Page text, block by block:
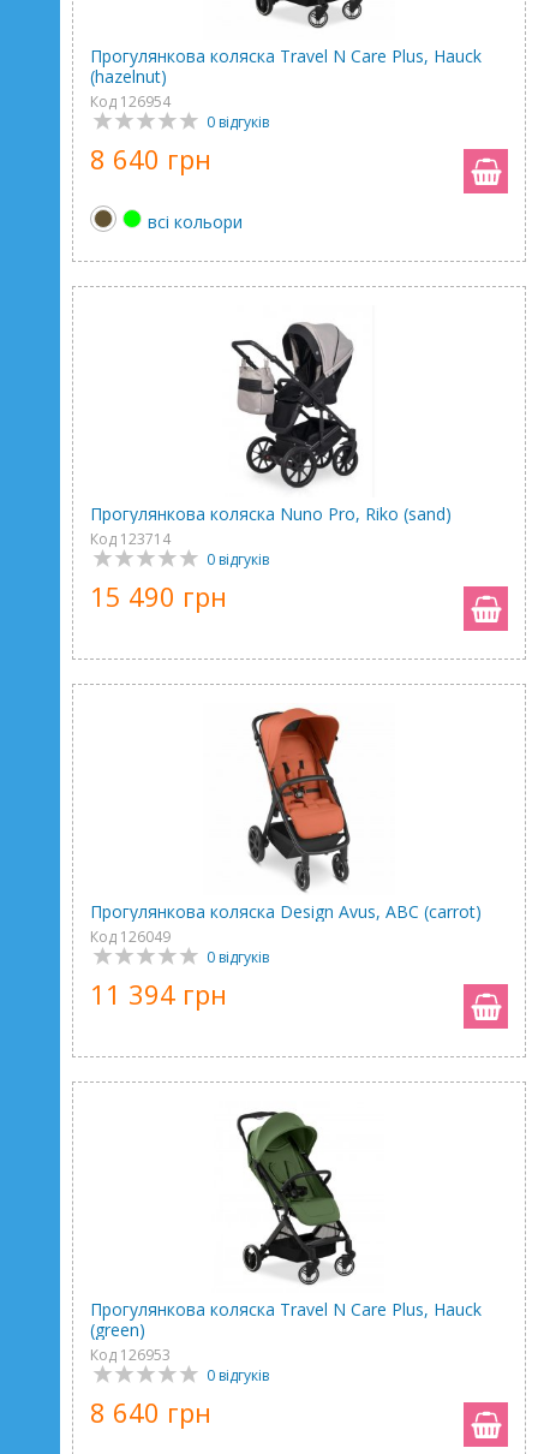
Прогулянкова коляска Travel N Care Plus, Hauck
(hazelnut)
Код 126954
0 відгуків
8 640 грн
всі кольори
Прогулянкова коляска Nuno Pro, Riko (sand)
Код 123714
0 відгуків
15 490 грн
Прогулянкова коляска Design Avus, ABC (carrot)
Код 126049
0 відгуків
11 394 грн
Прогулянкова коляска Travel N Care Plus, Hauck
(green)
Код 126953
0 відгуків
8 640 грн